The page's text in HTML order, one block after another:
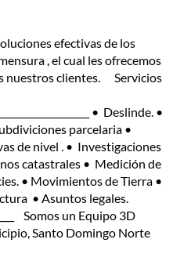
efectivas de los
, el cual les ofrecemos
nuestros clientes. Servicios
• Deslinde. •
parcelaria •
de nivel . • Investigaciones
catastrales • Medición de
• Movimientos de Tierra •
• Asuntos legales.
Somos un Equipo 3D
Santo Domingo Norte